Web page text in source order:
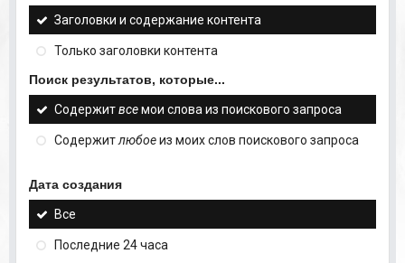
Заголовки и содержание контента
Только заголовки контента
Поиск результатов, которые...
Содержитвсемои слова из поискового запроса
Содержитлюбоеиз моих слов поискового запроса
Дата создания
Все
Последние 24 часа